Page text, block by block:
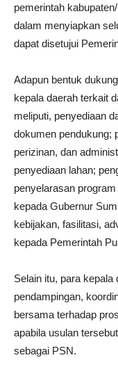
pemerintah
dalam menyiapkan
dapat disetujui
Adapun bentuk
kepala daerah terkait
meliputi, penyediaan
dokumen pendukung;
perizinan, dan
penyediaan lahan;
penyelarasan
kepada Gubernur
kebijakan, fasilitasi,
kepada Pemerintah
Selain itu, para
pendampingan,
bersama terhadap
apabila usulan
sebagai PSN.